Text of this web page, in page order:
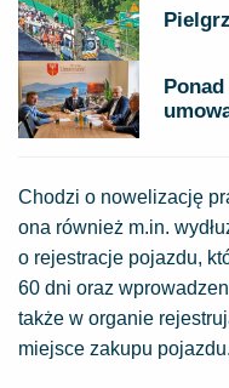
Chodzi o nowelizację
ona również m.in.
o rejestracje pojazdu,
60 dni oraz
także w organie
miejsce zakupu